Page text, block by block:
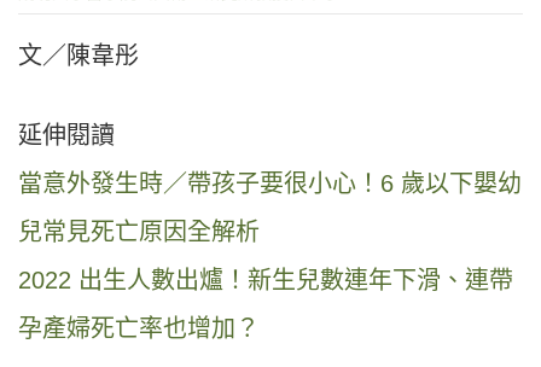
文／陳韋彤
延伸閱讀
當意外發生時／帶孩子要很小心！6 歲以下嬰幼
兒常見死亡原因全解析
2022 出生人數出爐！新生兒數連年下滑、連帶
孕產婦死亡率也增加？